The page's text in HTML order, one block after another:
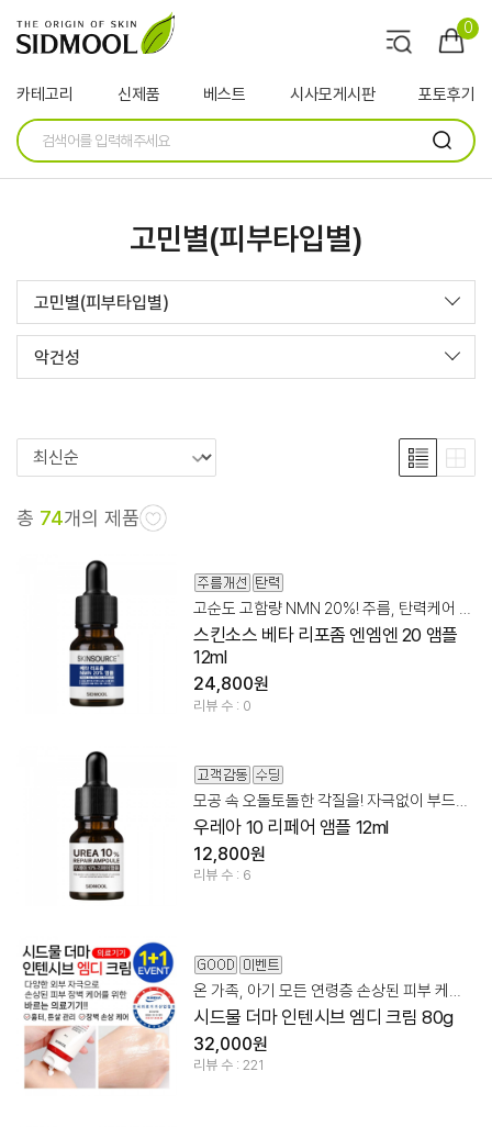
0
카테고리 신제품 베스트 시사모게시판 포토후기
고민별(피부타입별)
고민별(피부타입별)
악건성
총 74개의 제품
고순도 고함량 NMN 20%! 주름, 탄력케어 앰플
스킨소스 베타 리포좀 엔엠엔 20 앰플
12ml
24,800원
리뷰 수 : 0
우레아 10 리페어 앰플 12ml
12,800원
리뷰 수 : 6
온 가족, 아기 모든 연령층 손상된 피부 케어 바르는 의료기기
시드물 더마 인텐시브 엠디 크림 80g
32,000원
리뷰 수 : 221